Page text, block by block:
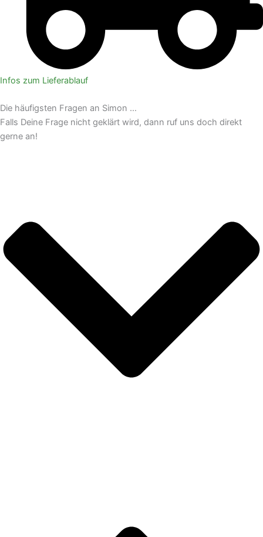
Infos zum Lieferablauf
Die häufigsten Fragen an Simon …
Falls Deine Frage nicht geklärt wird, dann ruf uns doch direkt
gerne an!